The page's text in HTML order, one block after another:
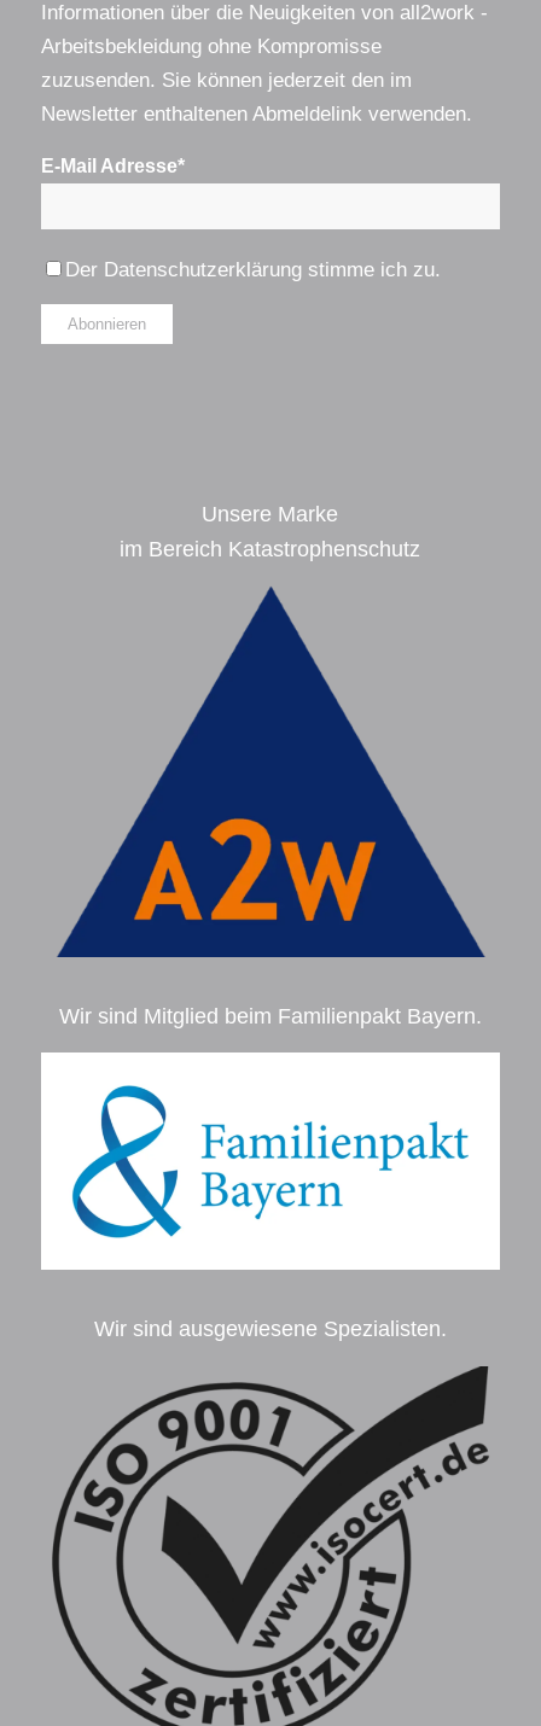
Informationen über die Neuigkeiten von all2work -
Arbeitsbekleidung ohne Kompromisse
zuzusenden. Sie können jederzeit den im
Newsletter enthaltenen Abmeldelink verwenden.
E-Mail Adresse*
Der Datenschutzerklärungstimme ich zu.
Unsere Marke
im Bereich Katastrophenschutz
Wir sind Mitglied beim Familienpakt Bayern.
Wir sind ausgewiesene Spezialisten.